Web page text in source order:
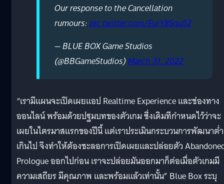
Our response to the Cancellation
rumours:pic.twitter.com/EuiY8Squ52
— BLUE BOX Game Studios
(@BBGameStudios)March 31, 2022
“เรามีแผนจะเปิดเผยแอป Realtime Experience และช่องทาง
ออนไลน์ พร้อมด้วยปฐมบทของตัวเกม ซึ่งเดิมทีกำหนดไว้ว่าจะ
เผยในไตรมาสแรกของปีนี้ แต่เราประเมินกระบวนการพัฒนาต่ำ
เกินไป จึงทำให้ต้องชะลอการเปิดเผยและปล่อยตัว
Prologue ออกไปก่อน เราจะปล่อยมันออกมาก็ต่อเมื่อตัวเกมมี
ความเสถียร มีคุณภาพ และพร้อมแล้วเท่านั้น” Blue Box ระบุ